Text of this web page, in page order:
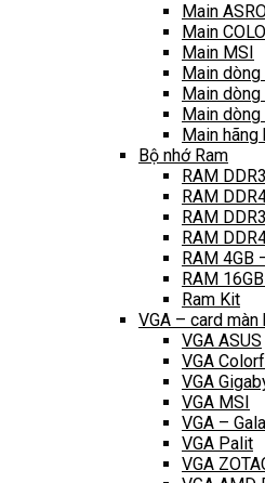
Main
Main
Main MSI
Main dòng
Main dòng
Main dòng
Main hãng
Bộ nhớ Ram
RAM
RAM
RAM
RAM
RAM 4GB
RAM
Ram Kit
VGA – card màn
VGA ASUS
VGA
VGA
VGA MSI
VGA –
VGA Palit
VGA